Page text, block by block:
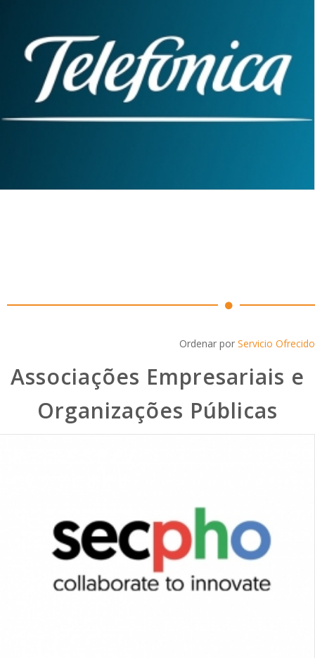
Ordenar por Servicio Ofrecido
Associações Empresariais e
Organizações Públicas